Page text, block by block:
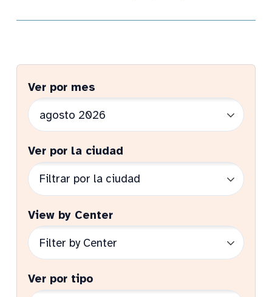
Ver por mes
Ver por la ciudad
View by Center
Ver por tipo